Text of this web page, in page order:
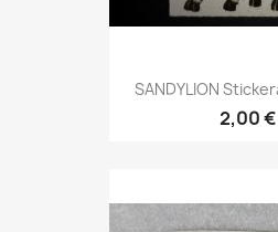
SANDYLION
2,00 €